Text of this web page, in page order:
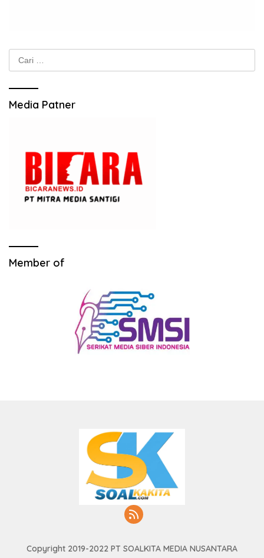
Cari
untuk:
Media Patner
Member of
Copyright 2019-2022 PT SOALKITA MEDIA NUSANTARA